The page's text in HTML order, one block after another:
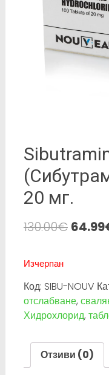
20 мг.
130.00€ 64.99
Изчерпан
Код: SIBU-NOUV
отслабване,
Хидрохлорид,
Отзиви (0)